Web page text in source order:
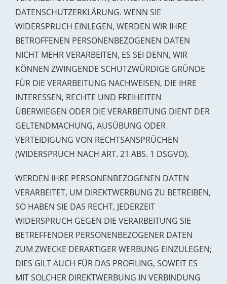
DATENSCHUTZERKLÄRUNG. WENN SIE
WIDERSPRUCH EINLEGEN, WERDEN WIR IHRE
BETROFFENEN PERSONENBEZOGENEN DATEN
NICHT MEHR VERARBEITEN, ES SEI DENN, WIR
KÖNNEN ZWINGENDE SCHUTZWÜRDIGE GRÜNDE
FÜR DIE VERARBEITUNG NACHWEISEN, DIE IHRE
INTERESSEN, RECHTE UND FREIHEITEN
ÜBERWIEGEN ODER DIE VERARBEITUNG DIENT DER
GELTENDMACHUNG, AUSÜBUNG ODER
VERTEIDIGUNG VON RECHTSANSPRÜCHEN
(WIDERSPRUCH NACH ART. 21 ABS. 1 DSGVO).
WERDEN IHRE PERSONENBEZOGENEN DATEN
VERARBEITET, UM DIREKTWERBUNG ZU BETREIBEN,
SO HABEN SIE DAS RECHT, JEDERZEIT
WIDERSPRUCH GEGEN DIE VERARBEITUNG SIE
BETREFFENDER PERSONENBEZOGENER DATEN
ZUM ZWECKE DERARTIGER WERBUNG EINZULEGEN;
DIES GILT AUCH FÜR DAS PROFILING, SOWEIT ES
MIT SOLCHER DIREKTWERBUNG IN VERBINDUNG